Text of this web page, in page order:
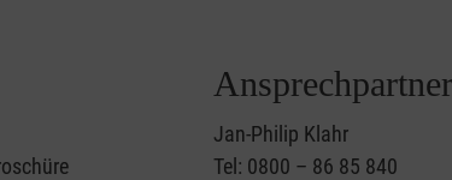
Ansprechpartner
Jan-Philip Klahr
Tel: 0800 – 86 85 840